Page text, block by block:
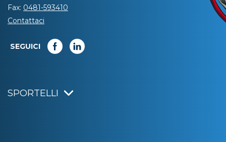
Fax: 0481-593410
Contattaci
SEGUICI
SPORTELLI